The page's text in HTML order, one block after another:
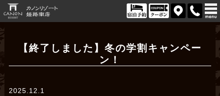
【終了しました】冬の学割キャンペー
ン！
2025.12.1